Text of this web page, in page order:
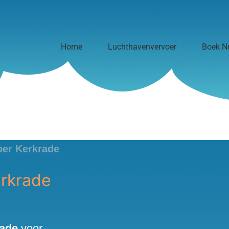
Home Luchthavenvervoer Boek
Kerkrade